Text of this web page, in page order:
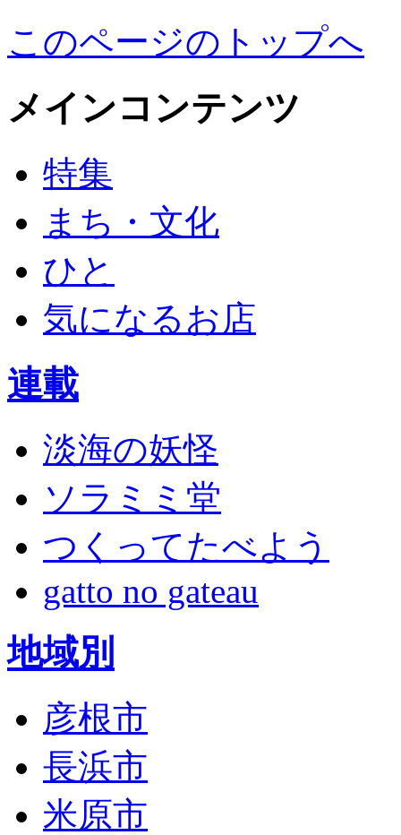
このページのトップへ
メインコンテンツ
特集
まち・文化
ひと
気になるお店
連載
淡海の妖怪
ソラミミ堂
つくってたべよう
gatto no gateau
地域別
彦根市
長浜市
米原市